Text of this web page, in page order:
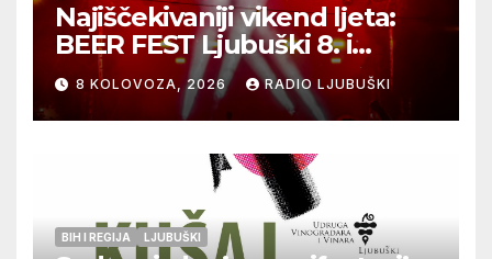
Najiščekivaniji vikend ljeta:
BEER FEST Ljubuški 8. i
9.kolovoza
8 KOLOVOZA, 2026 RADIO LJUBUŠKI
BIH I REGIJA LJUBUŠKI